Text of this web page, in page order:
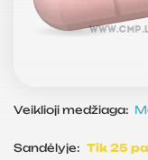
Veiklioji medžiaga:
Sandėlyje: Tik 25